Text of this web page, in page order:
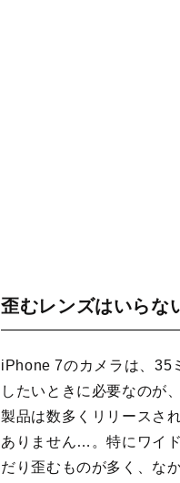
歪むレンズはいらな
iPhone 7のカメラは、35
したいときに必要なのが
製品は数多くリリースさ
ありません…。特にワイ
だり歪むものが多く、な